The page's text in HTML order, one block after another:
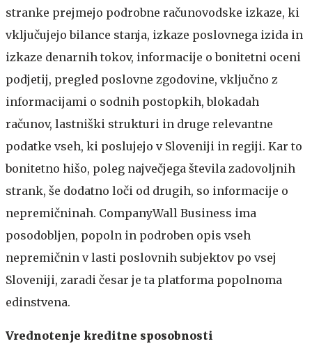
stranke prejmejo podrobne računovodske izkaze, ki
vključujejo bilance stanja, izkaze poslovnega izida in
izkaze denarnih tokov, informacije o bonitetni oceni
podjetij, pregled poslovne zgodovine, vključno z
informacijami o sodnih postopkih, blokadah
računov, lastniški strukturi in druge relevantne
podatke vseh, ki poslujejo v Sloveniji in regiji. Kar to
bonitetno hišo, poleg največjega števila zadovoljnih
strank, še dodatno loči od drugih, so informacije o
nepremičninah. CompanyWall Business ima
posodobljen, popoln in podroben opis vseh
nepremičnin v lasti poslovnih subjektov po vsej
Sloveniji, zaradi česar je ta platforma popolnoma
edinstvena.
Vrednotenje kreditne sposobnosti